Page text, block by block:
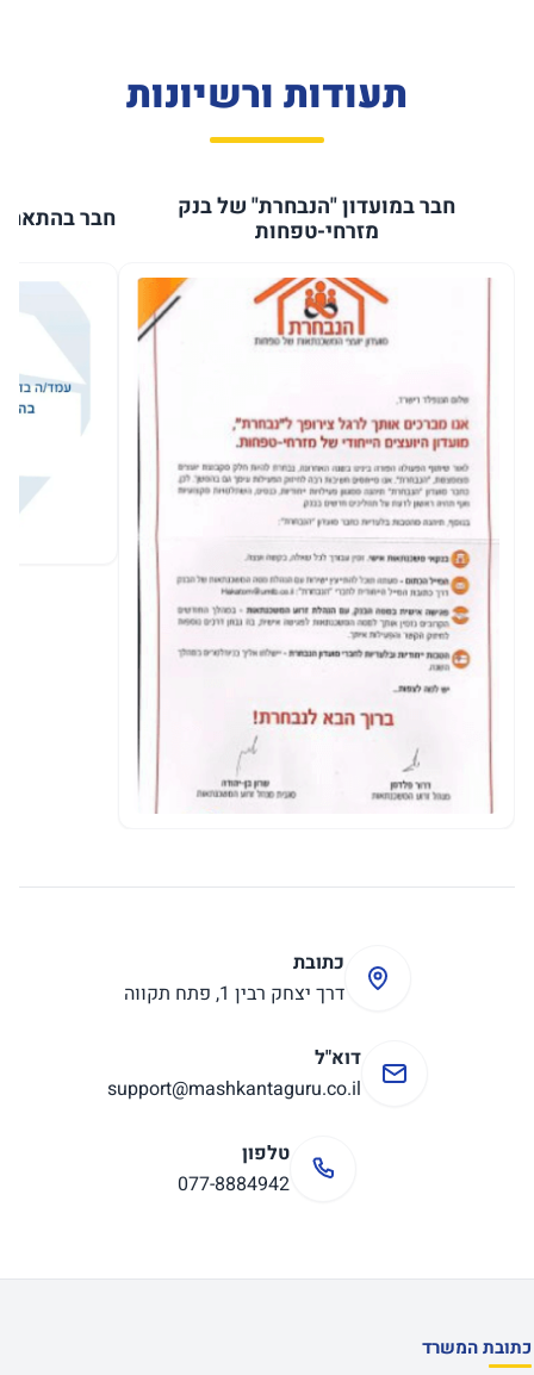
תעודות ורשיונות
חבר במועדון "הנבחרת" של בנק
מזרחי-טפחות חבר
כתובת
דרך יצחק רבין 1, פתח תקווה
דוא"ל
support@mashkantaguru.co.il
טלפון
077-8884942
כתובת המשרד